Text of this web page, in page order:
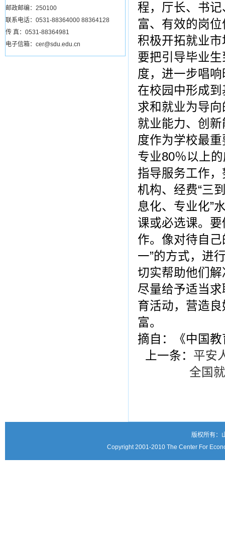
邮政邮编：250100
联系电话：0531-88364000 88364128
传 真：0531-88364981
电子信箱：cer@sdu.edu.cn
程，厅长、书
富、有效的岗
积极开拓就业
要把引导毕业
度，进一步唱
在校园中形成
求和就业为导
就业能力、创
度作为学校最
专业80％以上
指导服务工作
机构、经费“三
息化、专业化”
课或必选课。
作。像对待自己
一”的方式，进
切实帮助他们
尽量给予适当
育活动，营造
富。
摘自：《中国
上一条： 平安
全国
版权所有：
Copyright 2001-2010 The Center For